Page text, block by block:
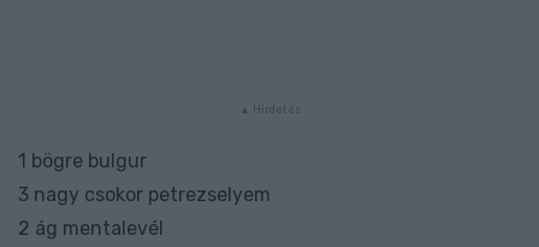
1 bögre bulgur
3 nagy csokor petrezselyem
2 ág mentalevél